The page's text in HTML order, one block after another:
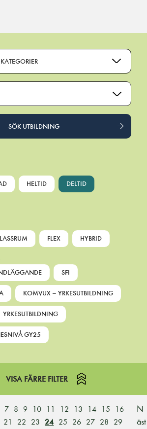
SÖK UTBILDNING
HELTID DELTID
FLEX HYBRID
SFI
KOMVUX – YRKESUTBILDNING
YRKESUTBILDNING
GY25
VISA FÄRRE FILTER
7 8 9 10 11 12 13 14 15
16
21 22 23 24 25 26 27 28
29
N
äst